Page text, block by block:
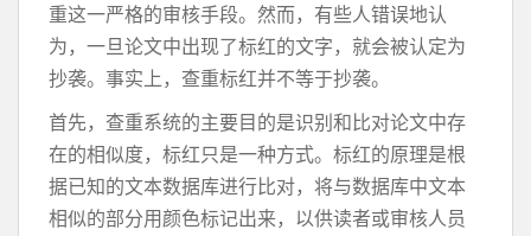
重这一严格的审核手段。然而，有些人错误地认
为，一旦论文中出现了标红的文字，就会被认定为
抄袭。事实上，查重标红并不等于抄袭。
首先，查重系统的主要目的是识别和比对论文中存
在的相似度，标红只是一种方式。标红的原理是根
据已知的文本数据库进行比对，将与数据库中文本
相似的部分用颜色标记出来，以供读者或审核人员